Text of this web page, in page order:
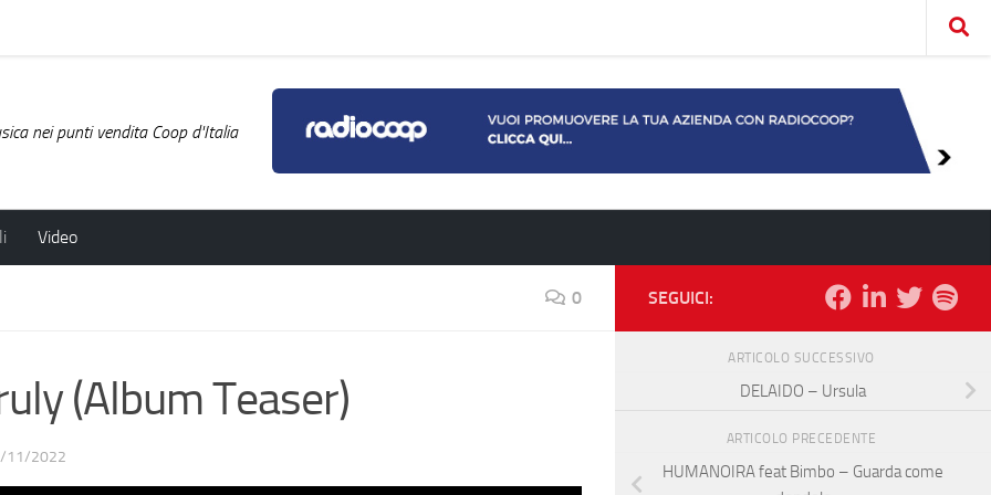
nei punti vendita Coop d'Italia
Video
0
(Album Teaser)
11/2022
SEGUICI:
ARTICOLO SUCCESSIVO
DELAIDO – Ursula
ARTICOLO PRECEDENTE
HUMANOIRA feat Bimbo – Guarda come